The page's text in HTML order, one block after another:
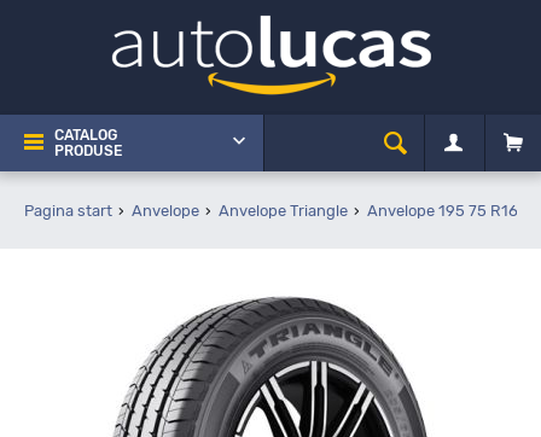
CATALOG
PRODUSE
Pagina start Anvelope Anvelope Triangle Anvelope 195 75 R16C